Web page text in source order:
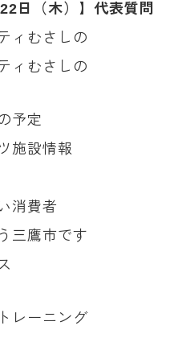
日（木）】代表質問
ィむさしの
ィむさしの
予定
施設情報
消費者
三鷹市です
レーニング